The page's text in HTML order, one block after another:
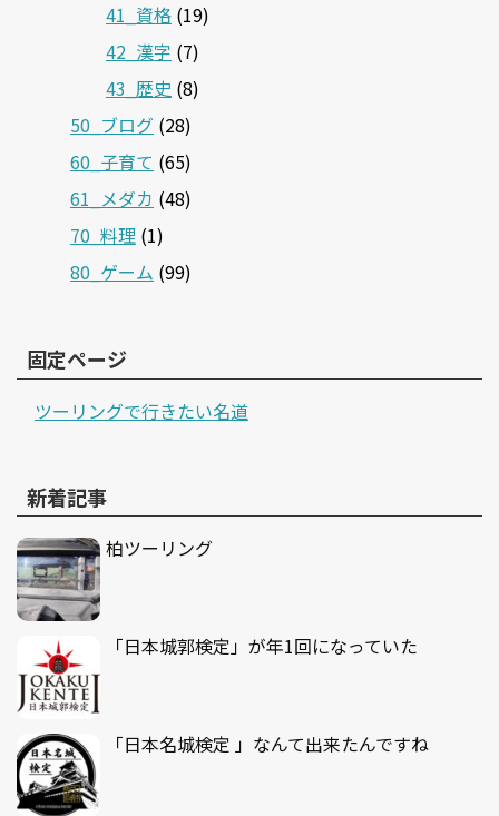
41_資格 (19)
42_漢字 (7)
43_歴史 (8)
50_ブログ (28)
60_子育て (65)
61_メダカ (48)
70_料理 (1)
80_ゲーム (99)
固定ページ
ツーリングで行きたい名道
新着記事
柏ツーリング
「日本城郭検定」が年1回になっていた
「日本名城検定 」なんて出来たんですね